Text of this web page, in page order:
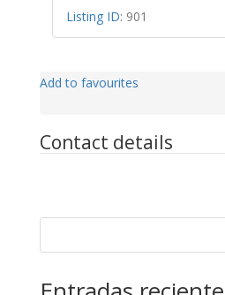
Listing ID: 901
Add to favourites
Contact details